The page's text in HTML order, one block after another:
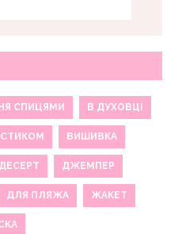
СПИЦЯМИ В ДУХОВЦІ
ВИШИВКА
ДЕСЕРТ ДЖЕМПЕР
ДЛЯ ПЛЯЖА ЖАКЕТ